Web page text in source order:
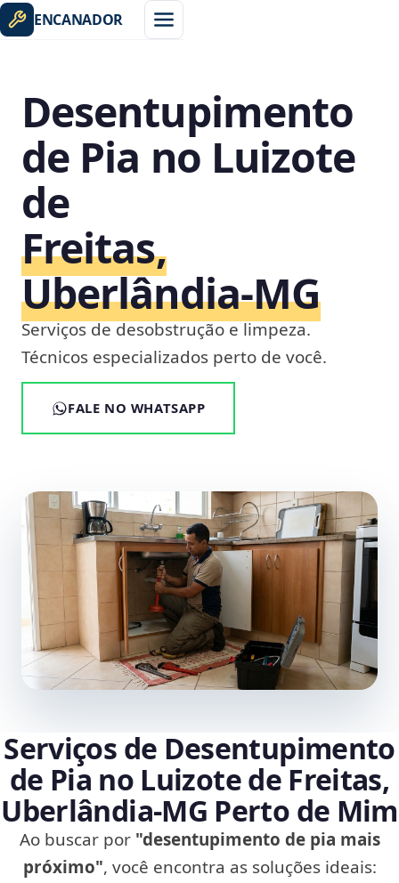
ENCANADOR
Desentupimento
de Pia no Luizote
de
Freitas,
Uberlândia‑MG
Serviços de desobstrução e limpeza.
Técnicos especializados perto de você.
FALE NO WHATSAPP
Serviços de Desentupimento
de Pia no Luizote de Freitas,
Uberlândia‑MG Perto de Mim
Ao buscar por "desentupimento de pia mais
próximo", você encontra as soluções ideais: